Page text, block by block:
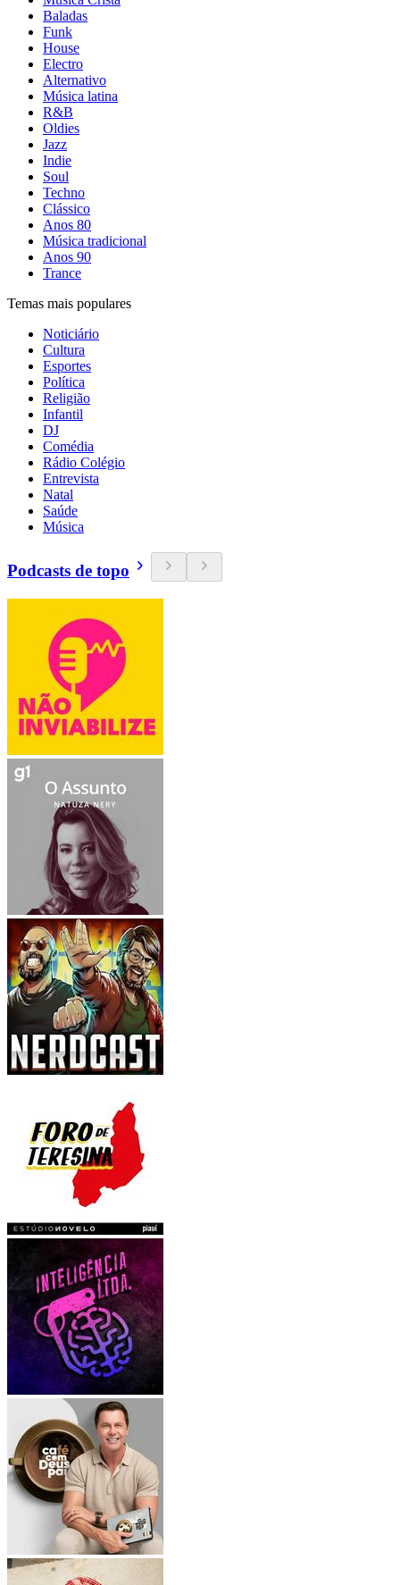
Baladas
Funk
House
Electro
Alternativo
Música latina
R&B
Oldies
Jazz
Indie
Soul
Techno
Clássico
Anos 80
Música tradicional
Anos 90
Trance
Temas mais populares
Noticiário
Cultura
Esportes
Política
Religião
Infantil
DJ
Comédia
Rádio Colégio
Entrevista
Natal
Saúde
Música
Podcasts de topo